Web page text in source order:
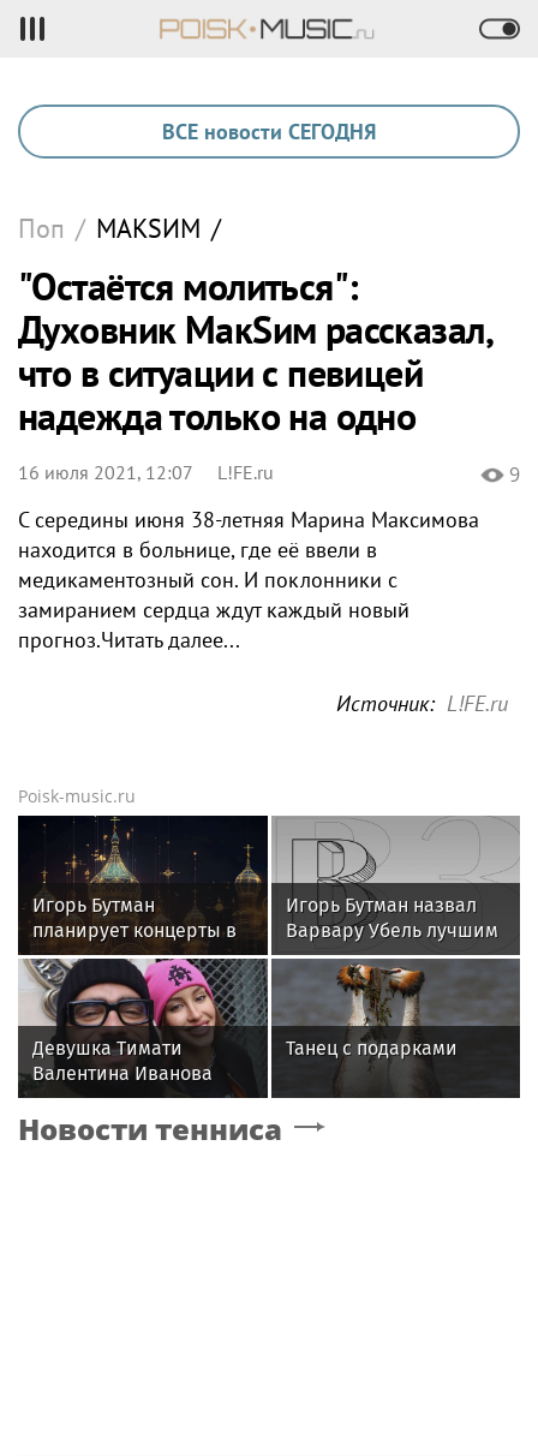
ВСЕ новости СЕГОДНЯ
Поп / МАКSИМ /
"Остаётся молиться":
Духовник МакSим рассказал,
что в ситуации с певицей
надежда только на одно
16 июля 2021, 12:07 L!FE.ru 9
С середины июня 38-летняя Марина Максимова
находится в больнице, где её ввели в
медикаментозный сон. И поклонники с
замиранием сердца ждут каждый новый
прогноз.Читать далее...
Источник: L!FE.ru
Poisk-music.ru
Игорь Бутман
планирует концерты в
Бразилии и Никарагуа
в этом году
Игорь Бутман назвал
Варвару Убель лучшим
кандидатом на конкурс
«Интервидение»
Девушка Тимати
Валентина Иванова
снялась с годовалой
дочерью в парной
Танец с подарками
Новости тенниса